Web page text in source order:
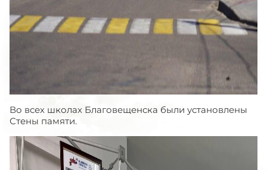
Во всех школах Благовещенска были установлены
Стены памяти.